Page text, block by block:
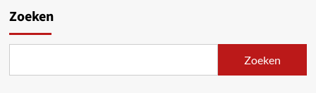
Zoeken
Zoeken